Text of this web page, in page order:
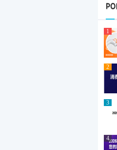
1
2
3
4